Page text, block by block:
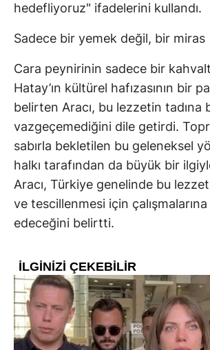
hedefliyoruz" ifadelerini kullandı.
Sadece bir yemek değil, bir miras
Cara peynirinin sadece bir
Hatay’ın kültürel hafızasının bir
belirten Aracı, bu lezzetin tadına
vazgeçemediğini dile getirdi.
sabırla bekletilen bu geleneksel
halkı tarafından da büyük bir
Aracı, Türkiye genelinde bu
ve tescillenmesi için
edeceğini belirtti.